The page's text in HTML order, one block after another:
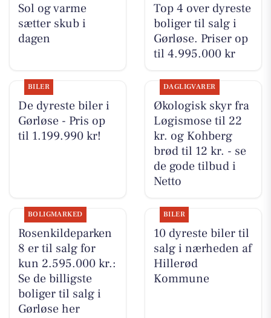
Sol og varme
sætter skub i
dagen
Top 4 over dyreste
boliger til salg i
Gørløse. Priser op
til 4.995.000 kr
BILER
De dyreste biler i
Gørløse - Pris op
til 1.199.990 kr!
DAGLIGVARER
Økologisk skyr fra
Løgismose til 22
kr. og Kohberg
brød til 12 kr. - se
de gode tilbud i
Netto
BOLIGMARKED
Rosenkildeparken
8 er til salg for
kun 2.595.000 kr.:
Se de billigste
boliger til salg i
Gørløse her
BILER
10 dyreste biler til
salg i nærheden af
Hillerød
Kommune